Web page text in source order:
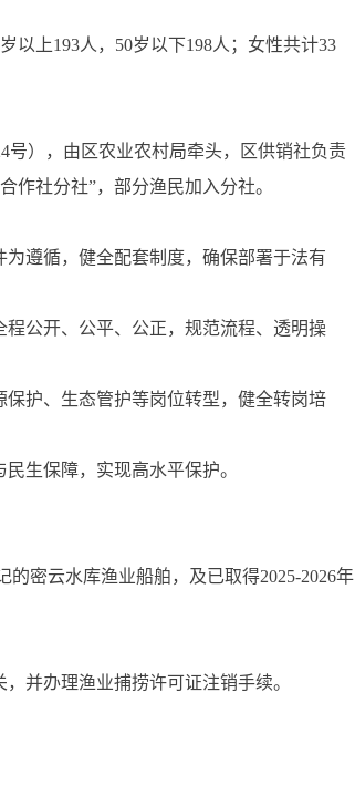
以上193人，50岁以下198人；女性共计33
号），由区农业农村局牵头，区供销社负责
作社分社”，部分渔民加入分社。
遵循，健全配套制度，确保部署于法有
公开、公平、公正，规范流程、透明操
护、生态管护等岗位转型，健全转岗培
生保障，实现高水平保护。
密云水库渔业船舶，及已取得2025-2026年
并办理渔业捕捞许可证注销手续。